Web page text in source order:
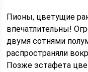
Пионы, цветущие
впечатлительны!
двумя сотнями
распространяли
Позже эстафета